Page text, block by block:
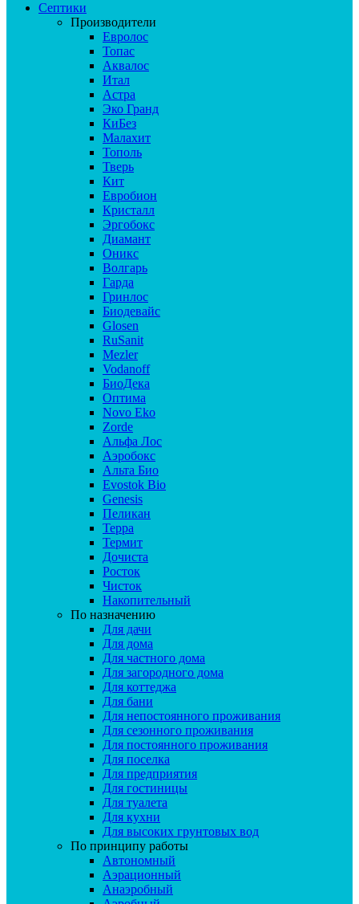
Септики
Производители
Евролос
Топас
Аквалос
Итал
Астра
Эко Гранд
КиБез
Малахит
Тополь
Тверь
Кит
Евробион
Кристалл
Эргобокс
Диамант
Оникс
Волгарь
Гарда
Гринлос
Биодевайс
Glosen
RuSanit
Mezler
Vodanoff
БиоДека
Оптима
Novo Eko
Zorde
Альфа Лос
Аэробокс
Альта Био
Evostok Bio
Genesis
Пеликан
Терра
Термит
Дочиста
Росток
Чисток
Накопительный
По назначению
Для дачи
Для дома
Для частного дома
Для загородного дома
Для коттеджа
Для бани
Для непостоянного проживания
Для сезонного проживания
Для постоянного проживания
Для поселка
Для предприятия
Для гостиницы
Для туалета
Для кухни
Для высоких грунтовых вод
По принципу работы
Автономный
Аэрационный
Анаэробный